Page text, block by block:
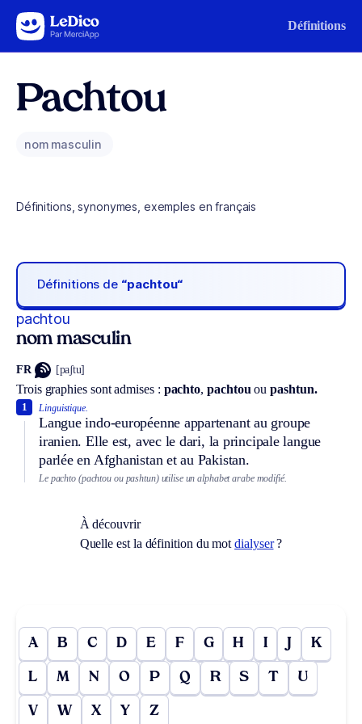
Aller au contenu Définitions
Pachtou
nom masculin
Définitions, synonymes, exemples en français
Définitions de “pachtou“
pachtou
nom masculin
FR [paʃtu]
Trois graphies sont admises : pachto, pachtou oupashtun.
Linguistique.
Langue indo-européenne appartenant au groupe
iranien. Elle est, avec le dari, la principale langue
parlée en Afghanistan et au Pakistan.
1
Le pachto (pachtou ou pashtun) utilise un alphabet arabe modifié.
À découvrir
Quelle est la définition du motdialyser?
A B C D E F G H I J K
L M N O P Q R S T U
V W X Y Z